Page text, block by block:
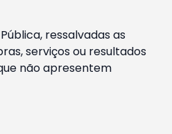
ressalvadas as
serviços ou resultados
não apresentem